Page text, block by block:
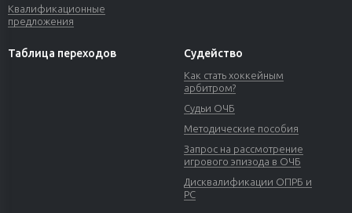
Квалификационные
предложения
Таблица переходов Судейство
Как стать хоккейным
арбитром?
Судьи ОЧБ
Методические пособия
Запрос на рассмотрение
игрового эпизода в ОЧБ
Дисквалификации ОПРБ и
РС